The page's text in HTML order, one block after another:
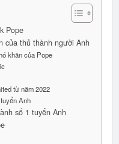
Pope
của thủ thành người Anh
khăn của Pope
từ năm 2022
Anh
số 1 tuyển Anh